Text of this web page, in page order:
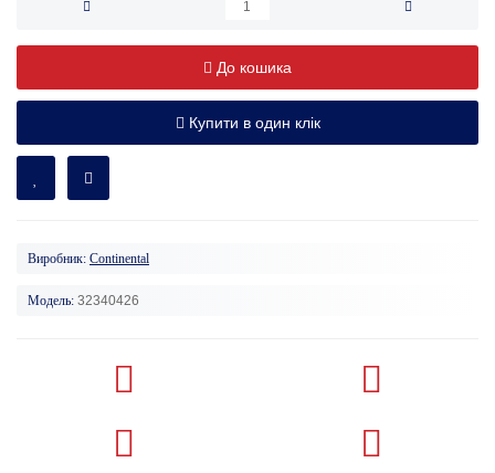
До кошика
Купити в один клік
Виробник: Continental
Модель: 32340426